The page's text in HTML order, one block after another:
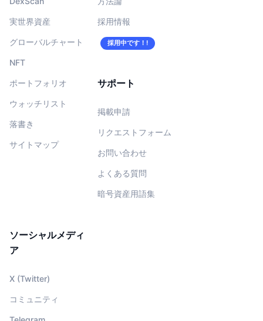
実世界資産
グローバルチャート
NFT
ポートフォリオ
ウォッチリスト
落書き
サイトマップ
採用情報
採用中です！!
サポート
掲載申請
リクエストフォーム
お問い合わせ
よくある質問
暗号資産用語集
ソーシャルメディ
ア
X (Twitter)
コミュニティ